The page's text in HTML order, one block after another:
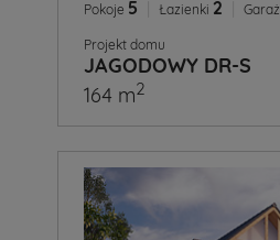
Pokoje 5 Łazienki 2 Garaż
Projekt domu
JAGODOWY DR-S
164 m2